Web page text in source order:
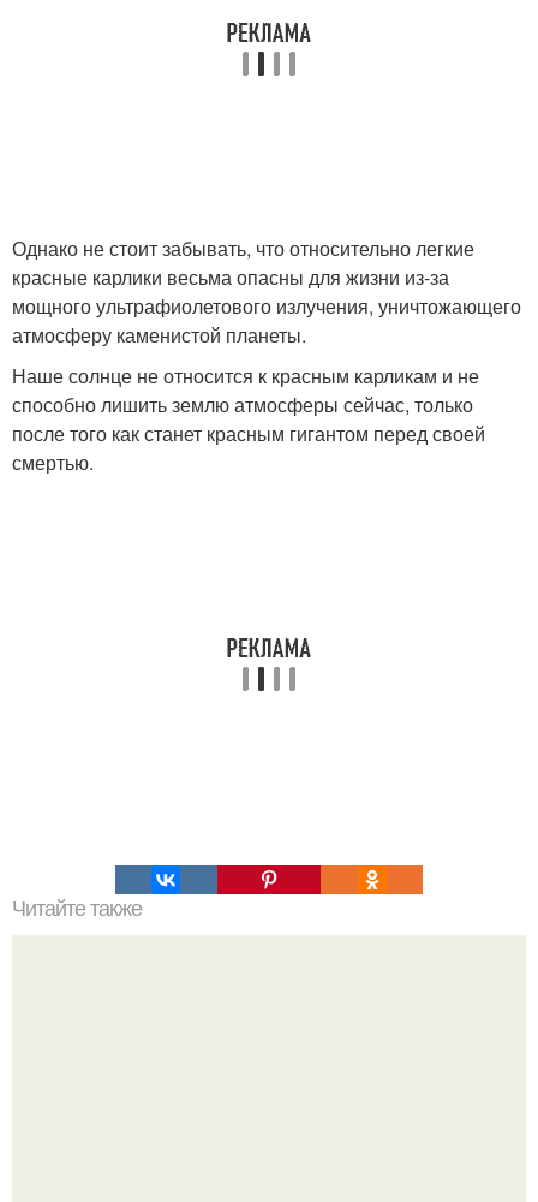
Однако не стоит забывать, что относительно легкие
красные карлики весьма опасны для жизни из-за
мощного ультрафиолетового излучения, уничтожающего
атмосферу каменистой планеты.
Наше солнце не относится к красным карликам и не
способно лишить землю атмосферы сейчас, только
после того как станет красным гигантом перед своей
смертью.
Читайте также